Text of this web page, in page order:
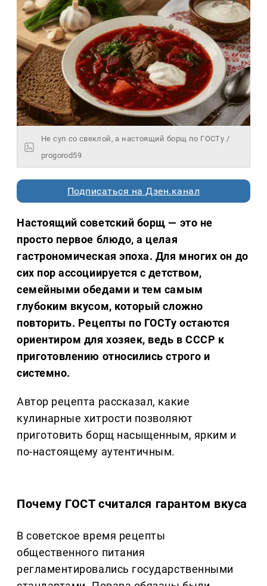
Не суп со свеклой, а настоящий борщ по ГОСТу /
progorod59
Подписаться на Дзен.канал
Настоящий советский борщ — это не
просто первое блюдо, а целая
гастрономическая эпоха. Для многих он до
сих пор ассоциируется с детством,
семейными обедами и тем самым
глубоким вкусом, который сложно
повторить. Рецепты по ГОСТу остаются
ориентиром для хозяек, ведь в СССР к
приготовлению относились строго и
системно.
Автор рецепта рассказал, какие
кулинарные хитрости позволяют
приготовить борщ насыщенным, ярким и
по-настоящему аутентичным.
Почему ГОСТ считался гарантом вкуса
В советское время рецепты
общественного питания
регламентировались государственными